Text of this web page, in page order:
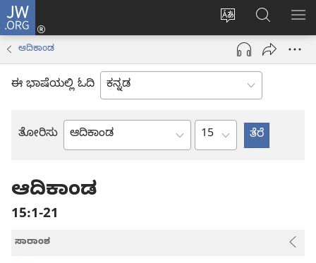
JW.ORG
ವೆಬ್‌ಸೈಟ್‌ನ
ಭಾಷೆಯನ್ನು
ಬದಲಿಸು
ಲಾಗ್
ಇನ್
(opens
new
ಹುಡುಕಿ
ಆದಿಕಾಂಡ
ಈ ಭಾಷೆಯಲ್ಲಿ ಓದಿ
ತೋರಿಸು
ಬೈಬಲ್
ಅಧ್ಯಾಯ
ಆದಿಕಾಂಡ
15:1-21
ಸಾರಾಂಶ